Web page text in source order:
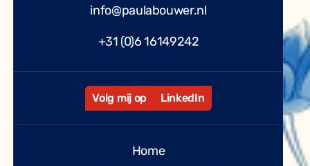
info@paulabouwer.nl
+31 (0)6 16149242
Volg mij op LinkedIn
Home